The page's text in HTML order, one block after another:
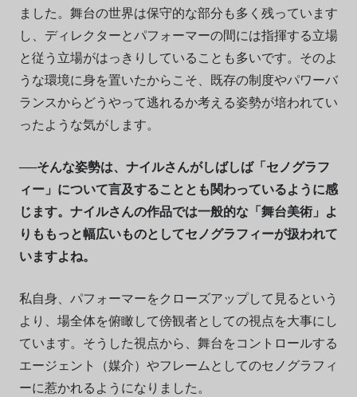
ました。舞台の世界は保守的な部分も多く残っています
し、ディレクターとパフォーマーの間には指揮する立場
と従う立場がはっきりしていることも多いです。そのよ
うな環境に身を置いたからこそ、既存の制度やパワーバ
ランスからどうやって逃れるか考える姿勢が培われてい
ったような気がします。
──そんな姿勢は、ナイルさんがしばしば「セノグラフ
ィー」について言及することとも関わっているように感
じます。ナイルさんの作品では一般的な「舞台美術」よ
りももっと幅広いものとしてセノグラフィーが扱われて
いますよね。
私自身、パフォーマーをクローズアップして見るという
より、場全体を俯瞰して傍観者としての視点を大事にし
ています。そうした視点から、舞台をコントロールする
エージェント（媒介）やフレームとしてのセノグラフィ
ーに惹かれるようになりました。